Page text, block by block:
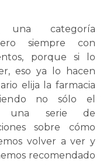
una categoría
siempre con
porque si lo
eso ya lo hacen
elija la farmacia
no sólo el
una serie de
sobre cómo
volver a ver y
recomendado